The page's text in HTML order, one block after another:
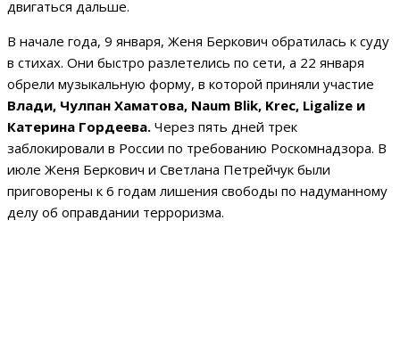
двигаться дальше.
В начале года, 9 января, Женя Беркович обратилась к суду
в стихах. Они быстро разлетелись по сети, а 22 января
обрели музыкальную форму, в которой приняли участие
Влади, Чулпан Хаматова, Naum Blik, Krec, Ligalize и
Катерина Гордеева. Через пять дней трек
заблокировали в России по требованию Роскомнадзора. В
июле Женя Беркович и Светлана Петрейчук были
приговорены к 6 годам лишения свободы по надуманному
делу об оправдании терроризма.